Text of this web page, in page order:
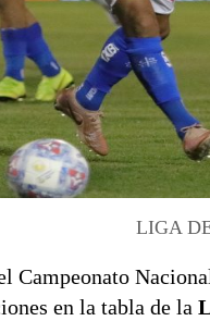
LIGA
Campeonato
en la tabla de la